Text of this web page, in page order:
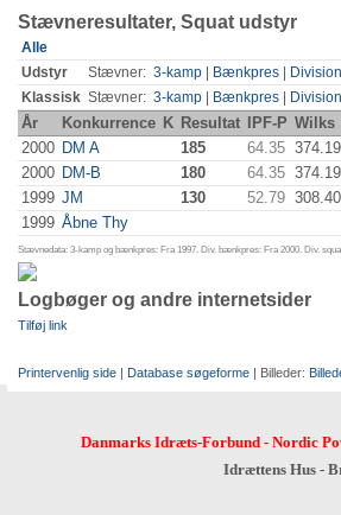
Stævneresultater, Squat udstyr
Alle
Udstyr
Stævner: 3-kamp Bænkpres
Klassisk Stævner: 3-kamp Bænkpres
År Konkurrence K Resultat IPF-P Wilks
2000 DM A 185 64.35 374.19
2000 DM-B 180 64.35 374.19
1999 JM 130 52.79 308.40
1999 Åbne Thy
Stævnedata: 3-kamp og bænkpres: Fra 1997. Div. bænkpres: Fra 2000. Div.
Logbøger og andre internetsider
Tilføj link
Printervenlig side | Database søgeforme | Billeder:
Danmarks Idræts-Forbund- Nordic
Idrættens Hus -